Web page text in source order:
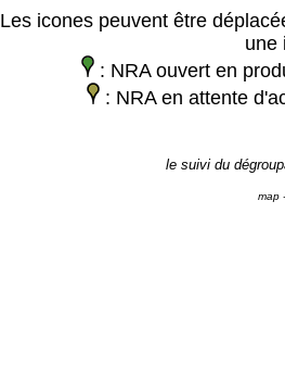
Les icones peuvent être
une
: NRA ouvert en
: NRA en attente
le suivi du
map